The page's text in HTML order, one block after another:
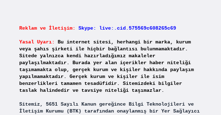
Reklam ve İletişim: Skype: live:.cid.575569c608265c69
Yasal Uyarı:
Bu internet sitesi, herhangi bir marka, kurum
veya şahıs şirketi ile hiçbir bağlantısı bulunmamaktadır.
Sitede yalnızca kendi hazırladığımız makaleler
paylaşılmaktadır. Burada yer alan içerikler haber niteliği
taşımamakta olup, gerçek kurum ve kişiler hakkında paylaşım
yapılmamaktadır. Gerçek kurum ve kişiler ile isim
benzerlikleri tamamen tesadüfidir. Sitemizdeki bilgiler
taslak halindedir ve tavsiye niteliği taşımazlar.
Sitemiz, 5651 Sayılı Kanun gereğince Bilgi Teknolojileri ve
İletişim Kurumu (BTK) tarafından onaylanmış bir Yer Sağlayıcı